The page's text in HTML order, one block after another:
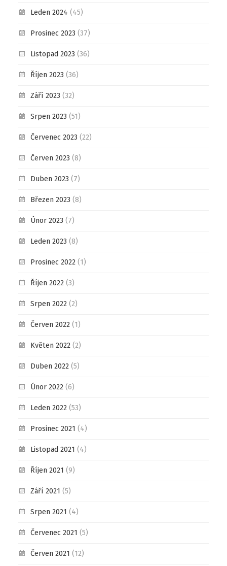
Leden 2024 (45)
Prosinec 2023 (37)
Listopad 2023 (36)
Říjen 2023 (36)
Září 2023 (32)
Srpen 2023 (51)
Červenec 2023 (22)
Červen 2023 (8)
Duben 2023 (7)
Březen 2023 (8)
Únor 2023 (7)
Leden 2023 (8)
Prosinec 2022(1)
Říjen 2022(3)
Srpen 2022(2)
Červen 2022(1)
Květen 2022(2)
Duben 2022(5)
Únor 2022(6)
Leden 2022(53)
Prosinec 2021 (4)
Listopad 2021 (4)
Říjen 2021 (9)
Září 2021 (5)
Srpen 2021 (4)
Červenec 2021 (5)
Červen 2021 (12)